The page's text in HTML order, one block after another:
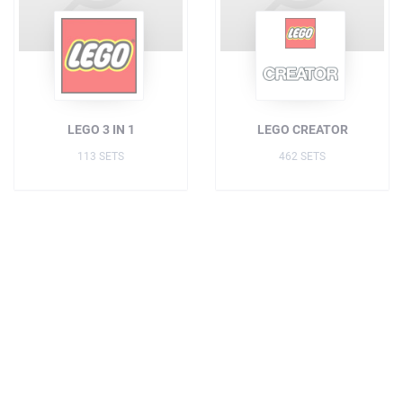
LEGO 3 IN 1
113 SETS
LEGO CREATOR
462 SETS